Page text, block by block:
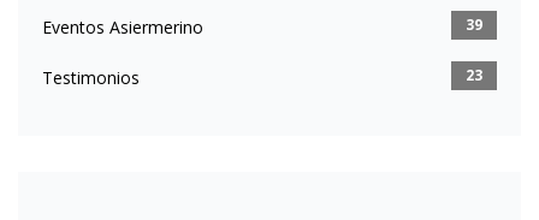
Eventos Asiermerino 39
Testimonios 23